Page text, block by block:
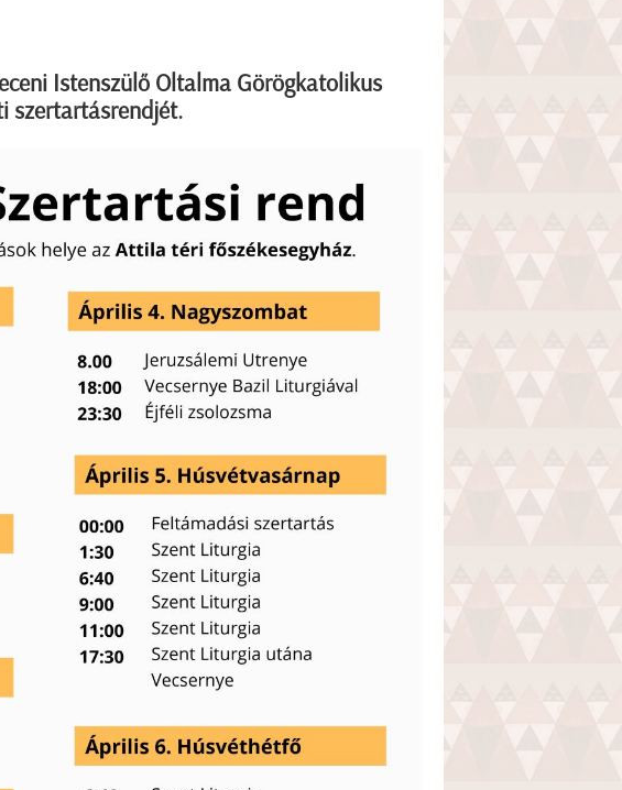
Istenszülő Oltalma Görögkatolikus
szertartásrendjét.